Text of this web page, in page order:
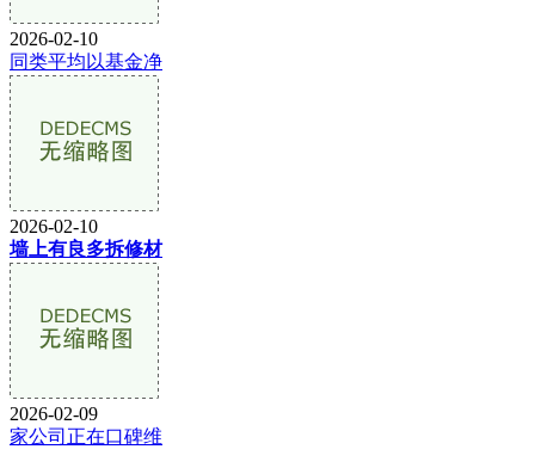
2026-02-10
同类平均以基金净
2026-02-10
墙上有良多拆修材
2026-02-09
家公司正在口碑维